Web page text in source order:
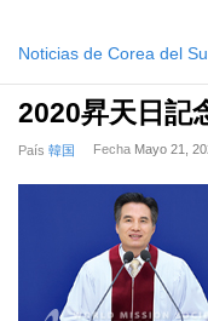
Noticias de Corea del
2020昇天日記
País 韓国 Fecha Mayo 21,